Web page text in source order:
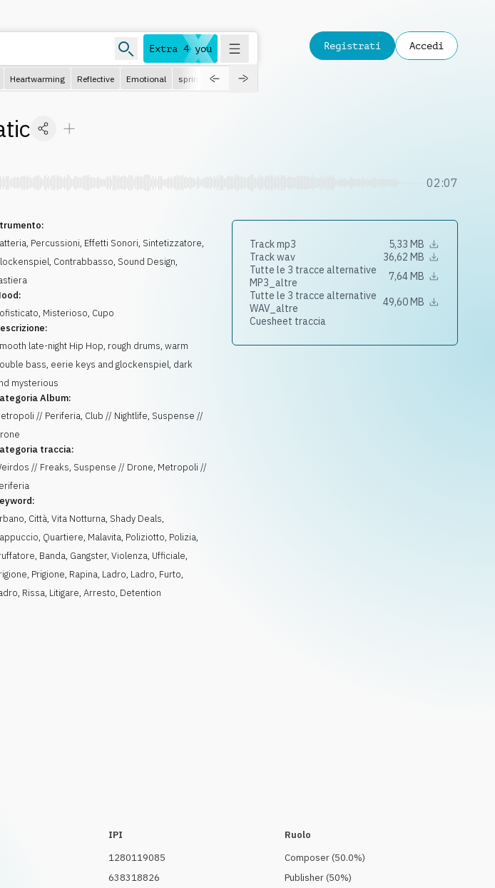
Extra 4 you
Heartwarming Reflective Emotional spring
Registrati Accedi
02:07
, Percussioni, Effetti Sonori, Sintetizzatore,
, Contrabbasso, Sound Design,
, Misterioso, Cupo
late-night Hip Hop, rough drums, warm
bass, eerie keys and glockenspiel, dark
mysterious
Album:
// Periferia, Club // Nightlife, Suspense //
traccia:
// Freaks, Suspense // Drone, Metropoli //
, Città,Vita Notturna, Shady Deals,
, Quartiere, Malavita, Poliziotto, Polizia,
, Banda, Gangster,Violenza, Ufficiale,
, Prigione, Rapina, Ladro, Ladro, Furto,
, Rissa, Litigare,Arresto, Detention
Track mp3
5,33 MB
Track wav
36,62 MB
Tutte le 3 tracce alternative
MP3_altre
7,64 MB
Tutte le 3 tracce alternative
WAV_altre
49,60 MB
Cuesheet traccia
IPI
Ruolo
1280119085 Composer(50.0%)
638318826 Publisher(50%)